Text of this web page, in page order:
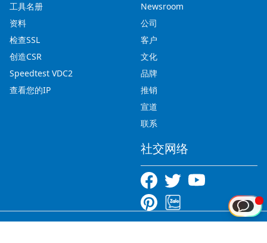
工具名册
资料
检查SSL
创造CSR
Speedtest VDC2
查看您的IP
Newsroom
公司
客户
文化
品牌
推销
宣道
联系
社交网络